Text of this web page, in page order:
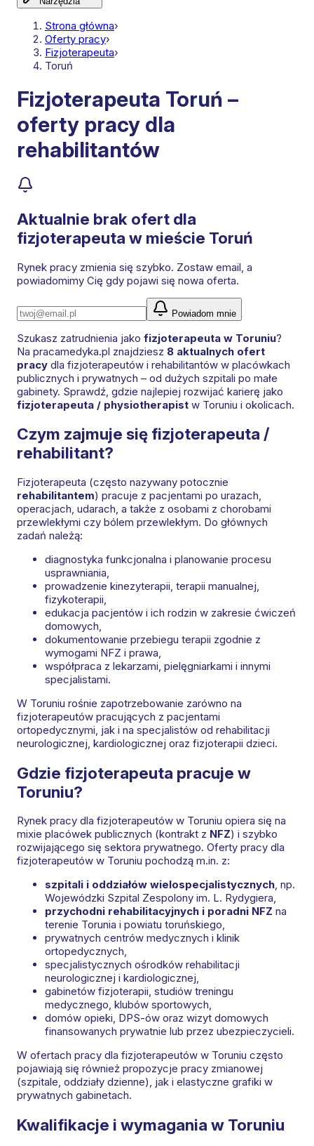
Strona główna›
Oferty pracy›
Fizjoterapeuta›
Toruń
Fizjoterapeuta Toruń –
oferty pracy dla
rehabilitantów
Aktualnie brak ofert dla
fizjoterapeuta w mieście Toruń
Rynek pracy zmienia się szybko. Zostaw email, a
powiadomimy Cię gdy pojawi się nowa oferta.
Powiadom mnie
Szukasz zatrudnienia jako fizjoterapeuta w Toruniu?
Na pracamedyka.pl znajdziesz 8 aktualnych ofert
pracy dla fizjoterapeutów i rehabilitantów w placówkach
publicznych i prywatnych – od dużych szpitali po małe
gabinety. Sprawdź, gdzie najlepiej rozwijać karierę jako
fizjoterapeuta / physiotherapist w Toruniu i okolicach.
Czym zajmuje się fizjoterapeuta /
rehabilitant?
Fizjoterapeuta (często nazywany potocznie
rehabilitantem) pracuje z pacjentami po urazach,
operacjach, udarach, a także z osobami z chorobami
przewlekłymi czy bólem przewlekłym. Do głównych
zadań należą:
diagnostyka funkcjonalna i planowanie procesu
usprawniania,
prowadzenie kinezyterapii, terapii manualnej,
fizykoterapii,
edukacja pacjentów i ich rodzin w zakresie ćwiczeń
domowych,
dokumentowanie przebiegu terapii zgodnie z
wymogami NFZ i prawa,
współpraca z lekarzami, pielęgniarkami i innymi
specjalistami.
W Toruniu rośnie zapotrzebowanie zarówno na
fizjoterapeutów pracujących z pacjentami
ortopedycznymi, jak i na specjalistów od rehabilitacji
neurologicznej, kardiologicznej oraz fizjoterapii dzieci.
Gdzie fizjoterapeuta pracuje w
Toruniu?
Rynek pracy dla fizjoterapeutów w Toruniu opiera się na
mixie placówek publicznych (kontrakt z NFZ) i szybko
rozwijającego się sektora prywatnego. Oferty pracy dla
fizjoterapeutów w Toruniu pochodzą m.in. z:
szpitali i oddziałów wielospecjalistycznych, np.
Wojewódzki Szpital Zespolony im. L. Rydygiera,
przychodni rehabilitacyjnych i poradni NFZ na
terenie Torunia i powiatu toruńskiego,
prywatnych centrów medycznych i klinik
ortopedycznych,
specjalistycznych ośrodków rehabilitacji
neurologicznej i kardiologicznej,
gabinetów fizjoterapii, studiów treningu
medycznego, klubów sportowych,
domów opieki, DPS-ów oraz wizyt domowych
finansowanych prywatnie lub przez ubezpieczycieli.
W ofertach pracy dla fizjoterapeutów w Toruniu często
pojawiają się również propozycje pracy zmianowej
(szpitale, oddziały dzienne), jak i elastyczne grafiki w
prywatnych gabinetach.
Kwalifikacje i wymagania w Toruniu